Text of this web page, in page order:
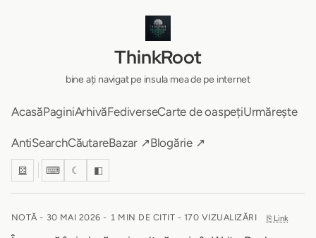
ThinkRoot
bine ați navigat pe insula mea de pe internet
AcasăPaginiArhivăFediverseCarte de oaspețiUrmărește
AntiSearchCăutareBazar ↗Blogărie ↗
⚄ ⌨ ☾ ◧
NOTĂ - 30 MAI 2026 - 1 MIN DE CITIT - 170 VIZUALIZĂRI ⎘ Link